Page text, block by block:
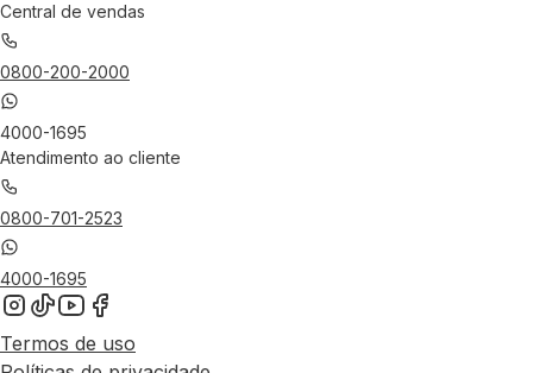
Central de vendas
0800-200-2000
4000-1695
Atendimento ao cliente
0800-701-2523
4000-1695
Termos de uso